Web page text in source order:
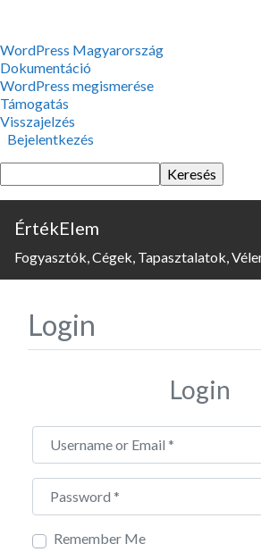
WordPress,
a
csodás
WordPress Magyarország
Dokumentáció
WordPress megismerése
Támogatás
Visszajelzés
Bejelentkezés
Keresés
ÉrtékElem
Fogyasztók, Cégek, Tapasztalatok,
Login
Login
Username or Email
Password
Remember Me